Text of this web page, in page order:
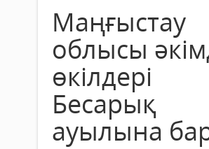
Маңғыстау
облысы
өкілдері
Бесарық
ауылына